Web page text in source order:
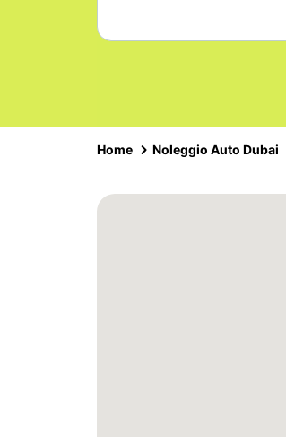
Home Noleggio Auto Dubai